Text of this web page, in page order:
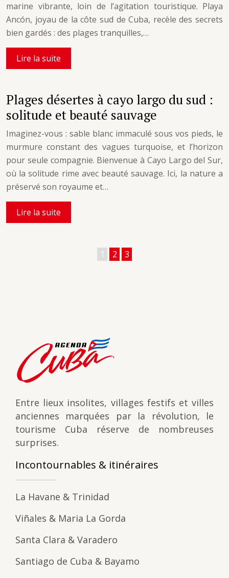
marine vibrante, loin de l’agitation touristique. Playa
Ancón, joyau de la côte sud de Cuba, recèle des secrets
bien gardés : des plages tranquilles,…
Lire la suite
Plages désertes à cayo largo du sud :
solitude et beauté sauvage
Imaginez-vous : sable blanc immaculé sous vos pieds, le
murmure constant des vagues turquoise, et l’horizon
pour seule compagnie. Bienvenue à Cayo Largo del Sur,
où la solitude rime avec beauté sauvage. Ici, la nature a
préservé son royaume et…
Lire la suite
1 2 3
Entre lieux insolites, villages festifs et villes
anciennes marquées par la révolution, le
tourisme Cuba réserve de nombreuses
surprises.
Incontournables & itinéraires
La Havane & Trinidad
Viñales & Maria La Gorda
Santa Clara & Varadero
Santiago de Cuba & Bayamo